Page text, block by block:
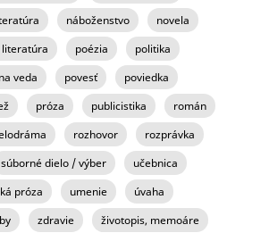
náboženstvo
novela
poézia
politika
veda
povesť
poviedka
próza publicistika
román
rozhovor
rozprávka
súborné dielo / výber
učebnica
próza
umenie
úvaha
zdravie životopis, memoáre